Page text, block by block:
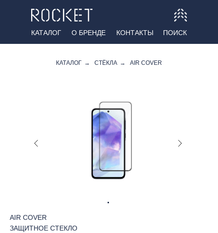
О БРЕНДЕ КОНТАКТЫ ПОИСК
КАТАЛОГ
КАТАЛОГ → СТЁКЛА → AIR COVER
AIR COVER
ЗАЩИТНОЕ СТЕКЛО